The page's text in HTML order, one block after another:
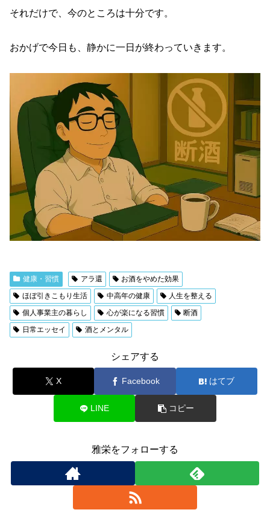
それだけで、今のところは十分です。
おかげで今日も、静かに一日が終わっていきます。
健康・習慣 アラ還
お酒をやめた効果
ほぼ引きこもり生活
中高年の健康
人生を整える
個人事業主の暮らし
心が楽になる習慣
断酒
日常エッセイ
酒とメンタル
シェアする
X Facebook はてブ
LINE コピー
雅栄をフォローする